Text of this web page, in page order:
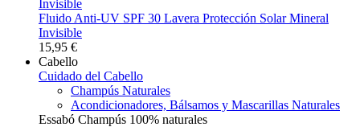
Fluido Anti-UV SPF 30 Lavera Protección Solar Mineral
Invisible
15,95 €
Cabello
Cuidado del Cabello
Champús Naturales
Acondicionadores, Bálsamos y Mascarillas Naturales
Essabó Champús 100% naturales